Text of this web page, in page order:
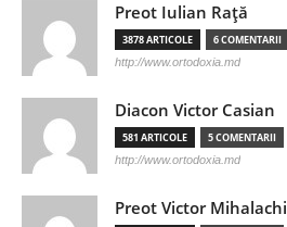
Preot Iulian Raţă
3878 ARTICOLE 6 COMENTARII
http://www.ortodoxia.md
Diacon Victor Casian
581 ARTICOLE 5 COMENTARII
http://www.ortodoxia.md
Preot Victor Mihalachi